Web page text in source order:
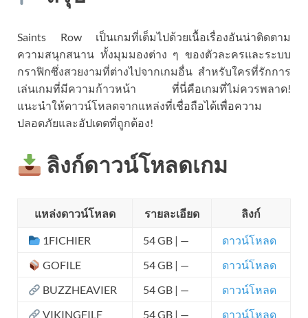
Saints Row เป็นเกมที่เต็มไปด้วยเนื้อเรื่องอันน่าติดตาม
ความสนุกสนาน ทั้งมุมมองต่าง ๆ ของตัวละครและระบบ
กราฟิกซึ่งสวยงามที่ต่างไปจากเกมอื่น สำหรับใครที่รักการ
เล่นเกมที่มีความก้าวหน้า ที่นี่คือเกมที่ไม่ควรพลาด!
แนะนำให้ดาวน์โหลดจากแหล่งที่เชื่อถือได้เพื่อความ
ปลอดภัยและอัปเดตที่ถูกต้อง!
ลิงก์ดาวน์โหลดเกม
แหล่งดาวน์โหลด รายละเอียด ลิงก์
1FICHIER 54 GB | —
ดาวน์โหลด
GOFILE
54 GB | —
ดาวน์โหลด
BUZZHEAVIER
54 GB | —
ดาวน์โหลด
VIKINGFILE
54 GB | —
ดาวน์โหลด